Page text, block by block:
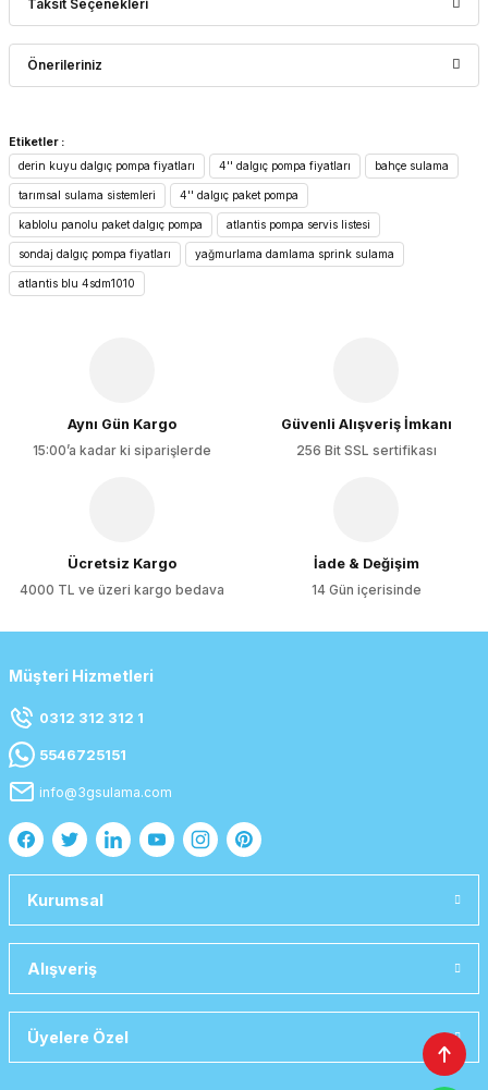
Bu ürüne ilk yorumu siz yapın!
Taksit Seçenekleri
Önerileriniz
konularda yetersiz gördüğünüz noktaları öneri formunu
kullanarak tarafımıza iletebilirsiniz.
Görüş ve önerileriniz için teşekkür ederiz.
Ürün resmi kalitesiz, bozuk veya görüntülenemiyor.
Ürün açıklamasında eksik bilgiler bulunuyor.
Etiketler :
derin kuyu dalgıç pompa fiyatları
4'' dalgıç pompa fiyatları bahçe sulama
tarımsal sulama sistemleri 4'' dalgıç paket pompa
kablolu panolu paket dalgıç pompa atlantis pompa servis listesi
sondaj dalgıç pompa fiyatları yağmurlama damlama sprink sulama
atlantis blu 4sdm1010
Aynı Gün Kargo
15:00’a kadar ki siparişlerde
Güvenli Alışveriş İmkanı
256 Bit SSL sertifikası
Ücretsiz Kargo
4000 TL ve üzeri kargo bedava
İade & Değişim
14 Gün içerisinde
Müşteri Hizmetleri
0312 312 312 1
5546725151
info@3gsulama.com
Kurumsal
Alışveriş
Üyelere Özel